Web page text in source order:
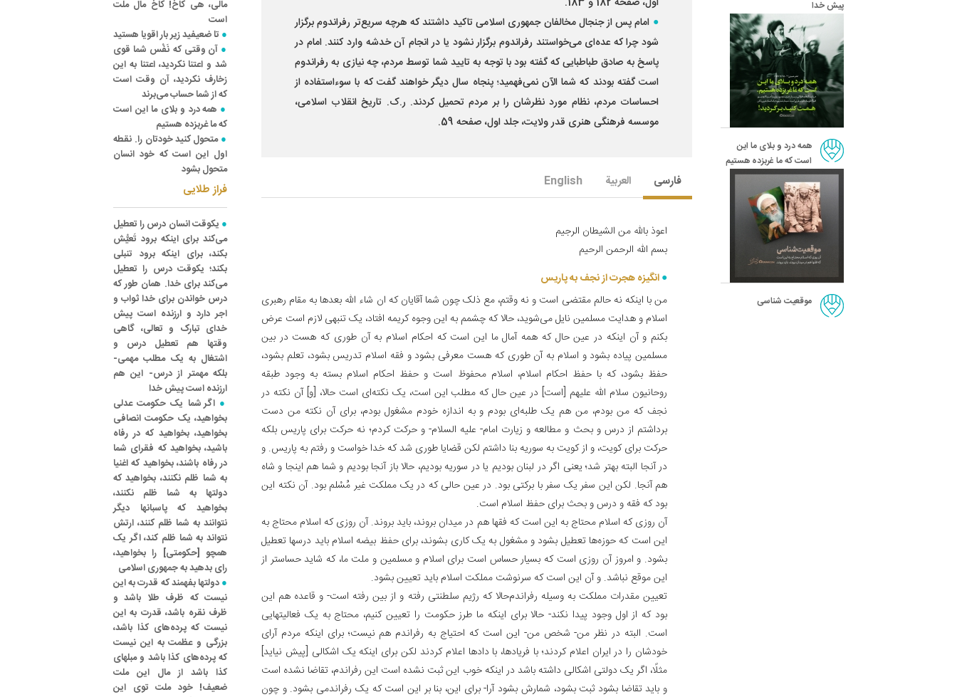
پیش خدا
همه درد و بلای ما این
است که ما غربزده هستیم
موقعیت شناسی
امام پس از جنجال مخالفان جمهوری اسلامی تاکید داشتند که هرچه سریع‌تر رفراندوم برگزار
شود چرا که عده‌ای می‌خواستند رفراندوم برگزار نشود یا در انجام آن خدشه وارد کنند. امام در
پاسخ به صادق طباطبایی که گفته بود با توجه به تایید شما توسط مردم، چه نیازی به رفراندوم
است گفته بودند که شما الآن نمی‌فهمید؛ پنجاه سال دیگر خواهند گفت که با سوءاستفاده از
احساسات مردم، نظام مورد نظرشان را بر مردم تحمیل کردند. ر.ک. تاریخ انقلاب اسلامی،
موسسه فرهنگی هنری قدر ولایت، جلد اول، صفحه 59.
فارسی العربیة English
اعوذ بالله من الشیطان الرجیم‌
بسم الله الرحمن الرحیم‌
انگیزه هجرت از نجف به پاریس‌
من با اینکه نه حالم مقتضی است و نه وقتم، مع ذلک چون شما آقایان که ان شاء الله بعدها به مقام رهبری
اسلام و هدایت مسلمین نایل می‌شوید، حالا که چشمم به این وجوه کریمه افتاد، یک تنبهی لازم است عرض
بکنم و آن اینکه در عین حال که همه آمال ما این است که احکام اسلام به آن طوری که هست در بین
مسلمین پیاده بشود و اسلام به آن طوری که هست معرفی بشود و فقه اسلام تدریس بشود، تعلم بشود،
حفظ بشود، که با حفظ احکام اسلام، اسلام محفوظ است و حفظ احکام اسلام بسته به وجود طبقه
روحانیون سلام الله علیهم [است‌] در عین حال که مطلب این است، یک نکته‌ای است حالا، [و] آن نکته در
نجف که من بودم، من هم یک طلبه‌ای بودم و به اندازه خودم مشغول بودم، برای آن نکته من دست
برداشتم از درس و بحث و مطالعه و زیارت امام- علیه السلام- و حرکت کردم؛ نه حرکت برای پاریس بلکه
حرکت برای کویت، و از کویت به سوریه بنا داشتم لکن قضایا طوری شد که خدا خواست و رفتم به پاریس. و
در آنجا البته بهتر شد؛ یعنی اگر در لبنان بودیم یا در سوریه بودیم، حالا باز آنجا بودیم و شما هم اینجا و شاه
هم آنجا. لکن این سفر یک سفر با برکتی بود. در عین حالی که در یک مملکت غیر مُسْلم بود. آن نکته این
بود که فقه و درس و بحث برای حفظ اسلام است.
آن روزی که اسلام محتاج به این است که فقها هم در میدان بروند، باید بروند. آن روزی که اسلام محتاج به
این است که حوزه‌ها تعطیل بشود و مشغول به یک کاری بشوند، برای حفظ بیضه اسلام باید درسها تعطیل
بشود. و امروز آن روزی است که بسیار حساس است برای اسلام و مسلمین و ملت ما، که شاید حساستر از
این موقع نباشد. و آن این است که سرنوشت مملکت اسلام باید تعیین بشود.
تعیین مقدرات مملکت به وسیله رفراندم‌حالا که رژیم سلطنتی رفته و از بین رفته است- و قاعده هم این
بود که از اول وجود پیدا نکند- حالا برای اینکه ما طرز حکومت را تعیین کنیم، محتاج به یک فعالیتهایی
است. البته در نظر من- شخص من- این است که احتیاج به رفراندم هم نیست؛ برای اینکه مردم آرای
خودشان را در ایران اعلام کردند؛ با فریادها، با دادها اعلام کردند لکن برای اینکه یک اشکالی [پیش نیاید]
مثلًا، اگر یک دولتی اشکالی داشته باشد در اینکه خوب این ثبت نشده است این رفراندم، تقاضا نشده است
و باید تقاضا بشود ثبت بشود، شمارش بشود آرا- برای این، بنا بر این است که یک رفراندمی بشود. و چون
مالی، هی کاخ! کاخ مال ملت
است
تا ضعیفید زیر بار اقویا هستید
آن وقتی که نَفْس شما قوی
شد و اعتنا نکردید، اعتنا به این
زخارف نکردید، آن وقت است
که از شما حساب می‌برند
همه درد و بلای ما این است
که ما غربزده هستیم
متحول کنید خودتان را. نقطه
اول این است که خود انسان
متحول بشود
فراز طلایی
یکوقت انسان درس را تعطیل
می‌کند برای اینکه برود تَعیُّش
بکند، برای اینکه برود تنبلی
بکند؛ یکوقت درس را تعطیل
می‌کند برای خدا. همان طور که
درس خواندن برای خدا ثواب و
اجر دارد و ارزنده است پیش
خدای تبارک و تعالی، گاهی
وقتها هم تعطیل درس و
اشتغال به یک مطلب مهمی-
بلکه مهمتر از درس- این هم
ارزنده است پیش خدا
اگر شما یک حکومت عدلی
بخواهید، یک حکومت انصافی
بخواهید، بخواهید که در رفاه
باشید، بخواهید که فقرای شما
در رفاه باشند، بخواهید که اغنیا
به شما ظلم نکنند، بخواهید که
دولتها به شما ظلم نکنند،
بخواهید که پاسبانها دیگر
نتوانند به شما ظلم کنند، ارتش
نتواند به شما ظلم کند، اگر یک
همچو [حکومتی‌] را بخواهید،
رای بدهید به جمهوری اسلامی
دولتها بفهمند که قدرت به این
نیست که ظرف طلا باشد و
ظرف نقره باشد، قدرت به این
نیست که پرده‌های کذا باشد،
بزرگی و عظمت به این نیست
که پرده‌های کذا باشد و مبلهای
کذا باشد از مال این ملت
ضعیف! خود ملت توی این